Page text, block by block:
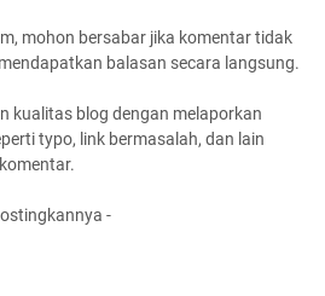
mohon bersabar jika komentar tidak
balasan secara langsung.
kualitas blog dengan melaporkan
typo, link bermasalah, dan lain
-